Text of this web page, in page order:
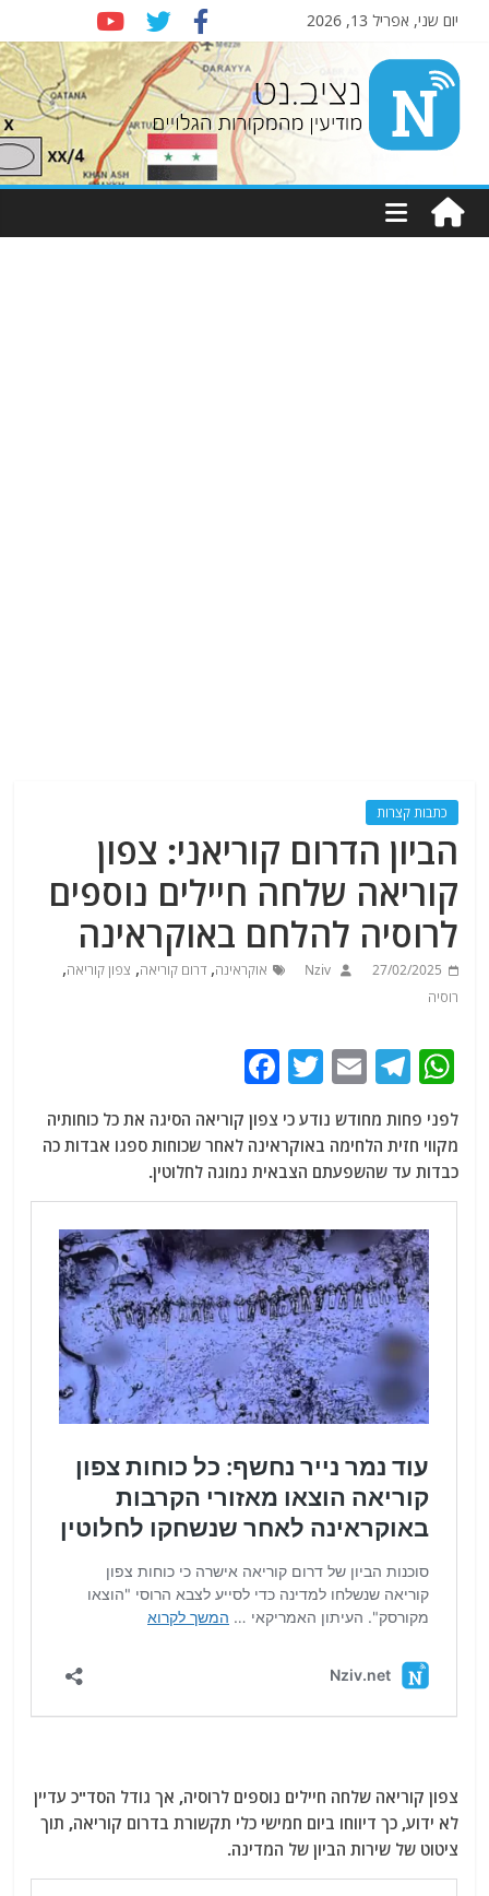
יום שני, אפריל 13, 2026
Nziv.net
מודיעין
מהמקורות
כתבות קצרות
הביון הדרום קוריאני: צפון
קוריאה שלחה חיילים נוספים
לרוסיה להלחם באוקראינה
27/02/2025
Nziv אוקראינה,דרום קוריאה, צפון קוריאה,
רוסיה
W
at
s
A
p
p
T
e
g
ra
m
E
ai
l
T
itt
er
c
e
b
o
o
k
לפני פחות מחודש נודע כי צפון קוריאה הסיגה את כל כוחותיה
מקווי חזית הלחימה באוקראינה לאחר שכוחות ספגו אבדות כה
כבדות עד שהשפעתם הצבאית נמוגה לחלוטין.
צפון קוריאה שלחה חיילים נוספים לרוסיה, אך גודל הסד"כ עדיין
לא ידוע, כך דיווחו ביום חמישי כלי תקשורת בדרום קוריאה, תוך
ציטוט של שירות הביון של המדינה.